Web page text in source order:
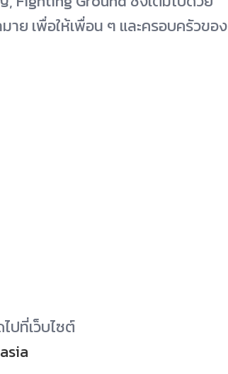
ย เพื่อให้เพื่อน ๆ และครอบครัวของ
ปที่เว็บไซต์